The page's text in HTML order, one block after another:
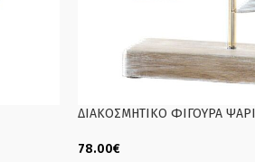
ΔΙΑΚΟΣΜΗΤΙΚΟ ΦΙΓΟΥΡΑ ΨΑΡΙ
78.00€